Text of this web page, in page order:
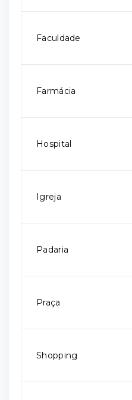
Faculdade
Farmácia
Hospital
Igreja
Padaria
Praça
Shopping